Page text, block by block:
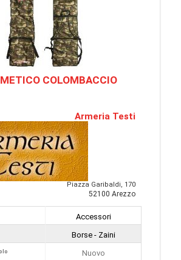
COLOMBACCIO
Armeria Testi
Piazza Garibaldi, 170
52100 Arezzo
Accessori
Borse - Zaini
Nuovo